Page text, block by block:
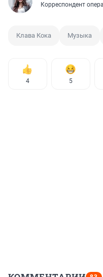
Корреспондент
Клава Кока Музыка
4 5